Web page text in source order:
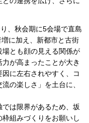
、秋会期に5会場で直島
に加え、新都市と古街
とも顔の見える関係が
が高まったことが大き
に左右されやすく、コ
の楽しさ」を土台に、
は限界があるため、坂
組みづくりをお願いし